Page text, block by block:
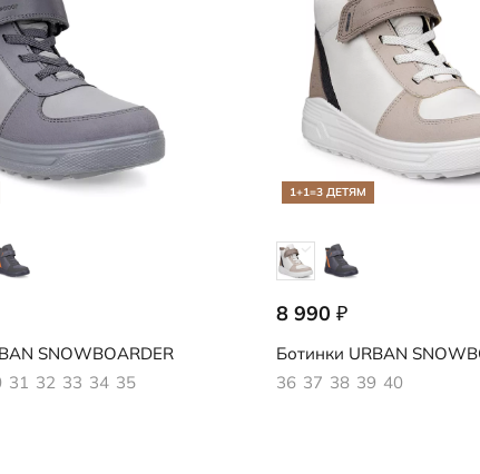
SNOWBOARDER
31 32 33 34 35
1+1=3 ДЕТЯМ
8 990 ₽
722413/61882
Ботинки URBAN
36 37 38 39 40